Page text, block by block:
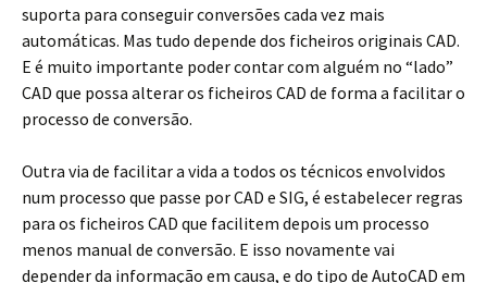
suporta para conseguir conversões cada vez mais
automáticas. Mas tudo depende dos ficheiros originais CAD.
E é muito importante poder contar com alguém no “lado”
CAD que possa alterar os ficheiros CAD de forma a facilitar o
processo de conversão.
Outra via de facilitar a vida a todos os técnicos envolvidos
num processo que passe por CAD e SIG, é estabelecer regras
para os ficheiros CAD que facilitem depois um processo
menos manual de conversão. E isso novamente vai
depender da informação em causa, e do tipo de AutoCAD em